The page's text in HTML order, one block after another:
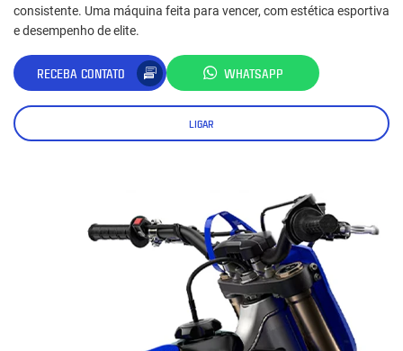
consistente. Uma máquina feita para vencer, com estética esportiva
e desempenho de elite.
RECEBA CONTATO WHATSAPP
LIGAR